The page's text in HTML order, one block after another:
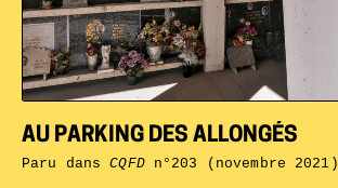
AU PARKING DES ALLONGÉS
Paru dansCQFDn°203 (novembre 2021)